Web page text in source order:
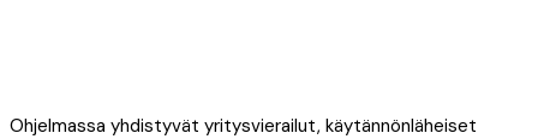
Ohjelmassa yhdistyvät yritysvierailut, käytännönläheiset